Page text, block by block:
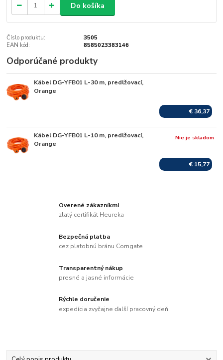
Do košíka
Číslo produktu:
3505
EAN kód:
8585023383146
Odporúčané produkty
Kábel DG-YFB01 L-30 m, predlžovací,
Orange
€ 36,37
Kábel DG-YFB01 L-10 m, predlžovací,
Orange
€ 15,77
Nie je skladom
Overené zákazníkmi
zlatý certifikát Heureka
Bezpečná platba
cez platobnú bránu Comgate
Transparentný nákup
presné a jasné informácie
Rýchle doručenie
expedícia zvyčajne ďalší pracovný deň